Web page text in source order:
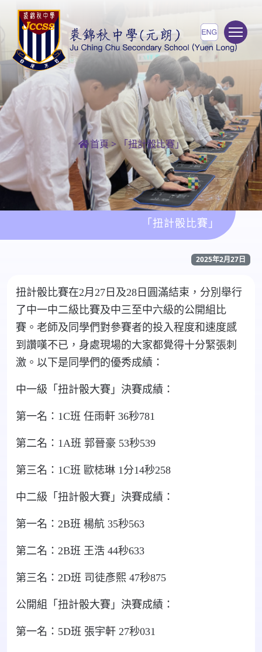
首頁 >「扭計骰比賽」
「扭計骰比賽」
2025年2月27日
扭計骰比賽在2月 27 日及28 日圓滿結束，分別舉行
了中一中二級比賽及中三至中六級的公開組比
賽。老師及同學們對參賽者的投入程度和速度感
到讚嘆不已，身處現場的大家都覺得十分緊張刺
激。以下是同學們的優秀成績：
中一級「扭計骰大賽」決賽成績：
第一名： 1C班 任雨軒 36秒781
第二名： 1A班 郭晉豪 53秒539
第三名： 1C班 歐梽琳 1分14秒258
中二級「扭計骰大賽」決賽成績：
第一名： 2B班 楊航 35秒563
第二名： 2B班 王浩 44秒633
第三名： 2D班 司徒彥熙 47秒875
公開組「扭計骰大賽」決賽成績：
第一名： 5D班 張宇軒 27秒031